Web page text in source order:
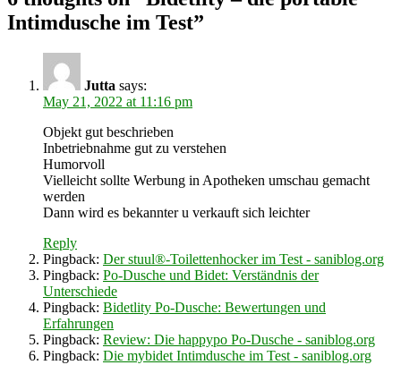
Intimdusche im Test”
Jutta says:
May 21, 2022 at 11:16 pm
Objekt gut beschrieben
Inbetriebnahme gut zu verstehen
Humorvoll
Vielleicht sollte Werbung in Apotheken umschau gemacht
werden
Dann wird es bekannter u verkauft sich leichter
Reply
Pingback: Der stuul®-Toilettenhocker im Test - saniblog.org
Pingback: Po-Dusche und Bidet: Verständnis der
Unterschiede
Pingback: Bidetlity Po-Dusche: Bewertungen und
Erfahrungen
Pingback: Review: Die happypo Po-Dusche - saniblog.org
Pingback: Die mybidet Intimdusche im Test - saniblog.org